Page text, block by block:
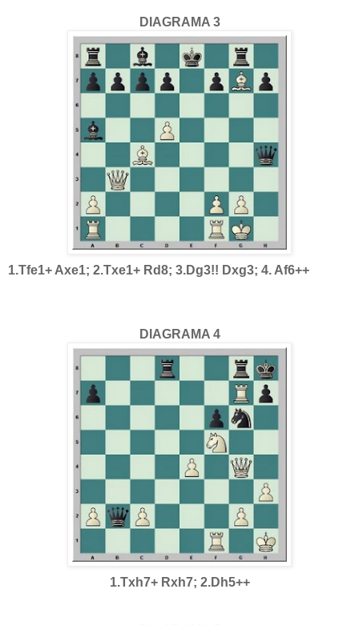
DIAGRAMA 3
1.Tfe1+ Axe1; 2.Txe1+ Rd8; 3.Dg3!! Dxg3; 4. Af6++
DIAGRAMA 4
1.Txh7+ Rxh7; 2.Dh5++